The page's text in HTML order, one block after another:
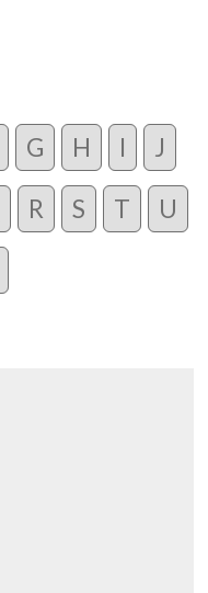
G H I J
R S T U